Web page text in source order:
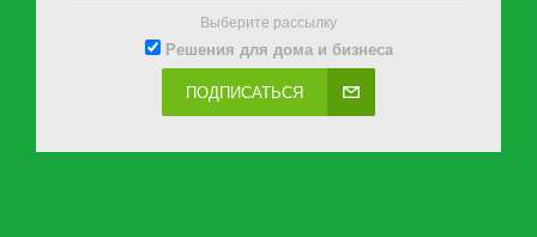
Выберите рассылку
Решения для дома и бизнеса
ПОДПИСАТЬСЯ